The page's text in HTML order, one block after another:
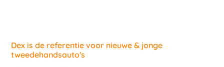
Dex is de referentie voor nieuwe & jonge
tweedehandsauto's